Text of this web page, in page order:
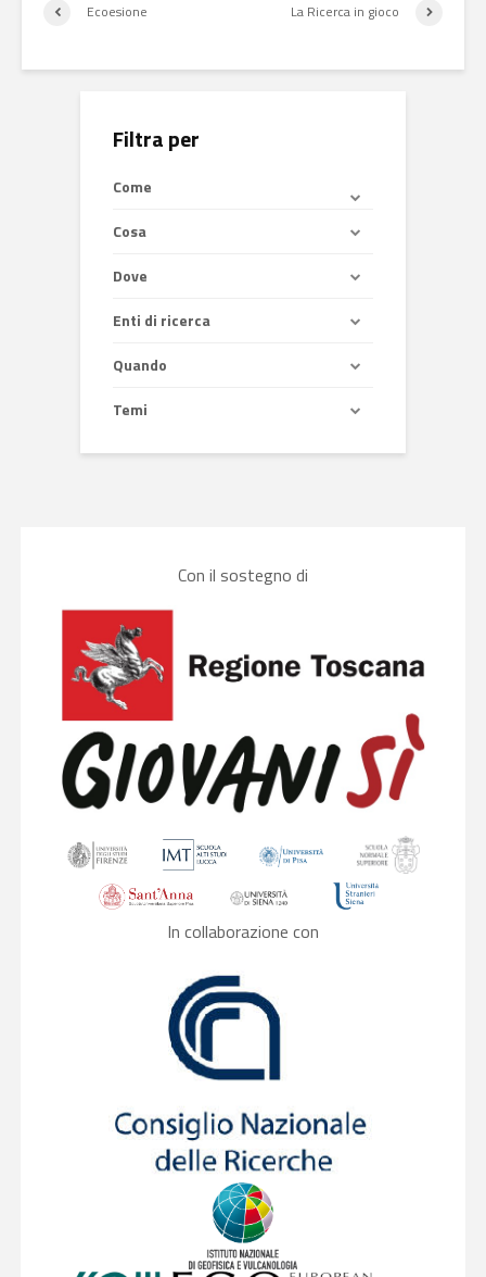
Ecoesione La Ricerca in gioco
Filtra per
Come
Cosa
Dove
Enti di ricerca
Quando
Temi
Con il sostegno di
In collaborazione con